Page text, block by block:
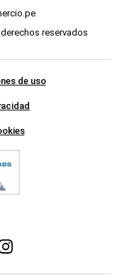
reservados
de uso